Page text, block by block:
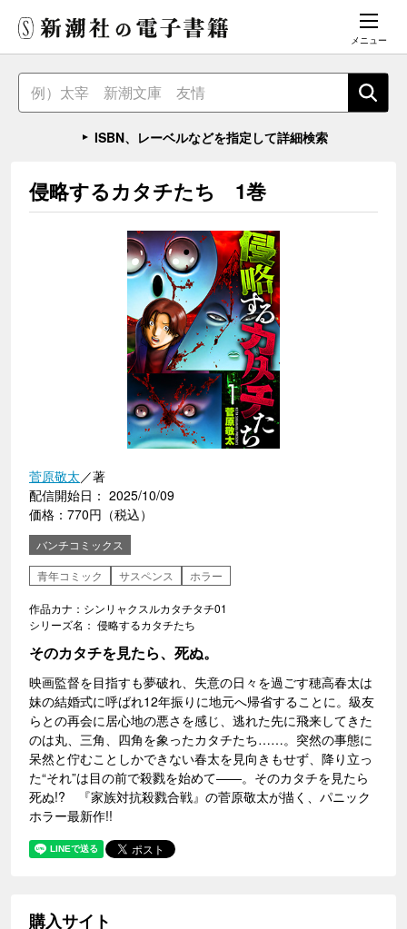
メニュー
ISBN、レーベルなどを指定して詳細検索
侵略するカタチたち 1巻
菅原敬太／著
配信開始日： 2025/10/09
価格：770円（税込）
バンチコミックス
青年コミック
サスペンス ホラー
作品カナ：シンリャクスルカタチタチ01
シリーズ名： 侵略するカタチたち
そのカタチを見たら、死ぬ。
映画監督を目指すも夢破れ、失意の日々を過ごす穂高春太は
妹の結婚式に呼ばれ12年振りに地元へ帰省することに。級友
らとの再会に居心地の悪さを感じ、逃れた先に飛来してきた
のは丸、三角、四角を象ったカタチたち……。突然の事態に
呆然と佇むことしかできない春太を見向きもせず、降り立っ
た“それ”は目の前で殺戮を始めて――。そのカタチを見たら
死ぬ!? 『家族対抗殺戮合戦』の菅原敬太が描く、パニック
ホラー最新作!!
購入サイト